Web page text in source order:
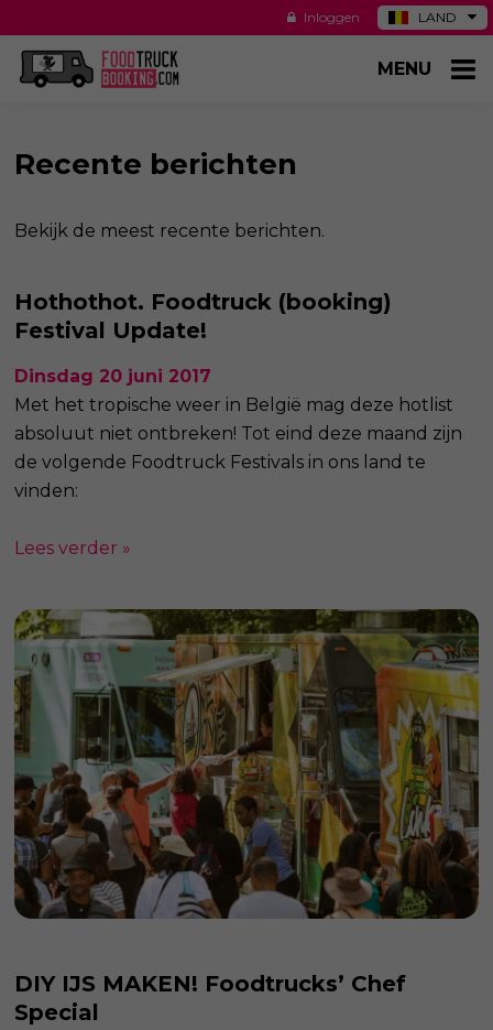
LAND
ES
Inloggen
MENU
Recente berichten
Bekijk de meest recente berichten.
Hothothot. Foodtruck (booking)
Festival Update!
Dinsdag 20 juni 2017
Met het tropische weer in België mag deze hotlist
absoluut niet ontbreken! Tot eind deze maand zijn
de volgende Foodtruck Festivals in ons land te
vinden:
Lees verder »
DIY IJS MAKEN! Foodtrucks’ Chef
Special